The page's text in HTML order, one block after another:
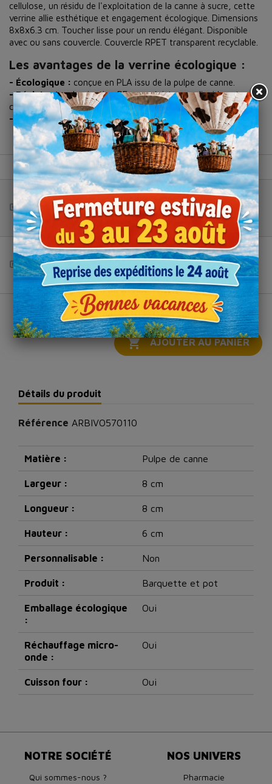
cellulose, un résidu de l'exploitation de la canne à sucre, cette
verrine allie esthétique et engagement écologique. Dimensions
8x8x6.3 cm. Toucher lisse pour un rendu élégant. Disponible
avec ou sans couvercle. Couvercle RPET transparent recyclable.
Les avantages de la verrine écologique :
- Écologique : conçue en PLA issu de la pulpe de canne.
- Résistante :lamination PE pour résister aux liquides et
corps gras.
- Avec ou sans couvercle.
Capacité Produit Colis de Panier
220 ml Pot
30
Total (HT) :--
Couvercle
360
Total (HT) :
0 products, total (HT) : --
 AJOUTER AU PANIER
Détails du produit
Référence ARBIVO570110
Matière : Pulpe de canne
Largeur : 8 cm
Longueur : 8 cm
Hauteur : 6 cm
Personnalisable : Non
Produit : Barquette et pot
Emballage écologique
:
Oui
Réchauffage micro-
onde :
Oui
Cuisson four : Oui
NOTRE SOCIÉTÉ
Qui sommes-nous ?
NOS UNIVERS
Pharmacie